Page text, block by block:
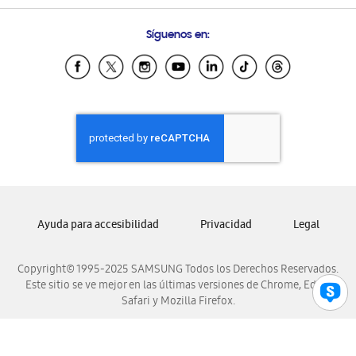
Samsung Ecuador
Samsung El Salvador
Samsung Honduras
Samsung Nicaragua
Samsung Panamá
Samsung Venezuela
Síguenos en:
Copyright© 1995-2025 SAMSUNG Todos los Derechos Reservados.
Este sitio se ve mejor en las últimas versiones de Chrome, Edge,
Safari y Mozilla Firefox.
Ayuda para accesibilidad Privacidad Legal